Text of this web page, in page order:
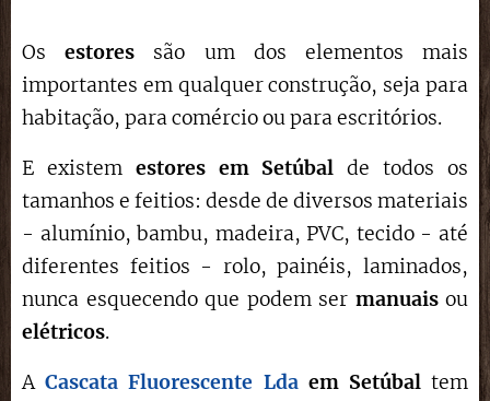
Os estores são um dos elementos mais
importantes em qualquer construção, seja para
habitação, para comércio ou para escritórios.
E existem estores em Setúbalde todos os
tamanhos e feitios: desde de diversos materiais
- alumínio, bambu, madeira, PVC, tecido - até
diferentes feitios - rolo, painéis, laminados,
nunca esquecendo que podem ser manuaisou
elétricos.
ACascata Fluorescente Ldaem Setúbaltem